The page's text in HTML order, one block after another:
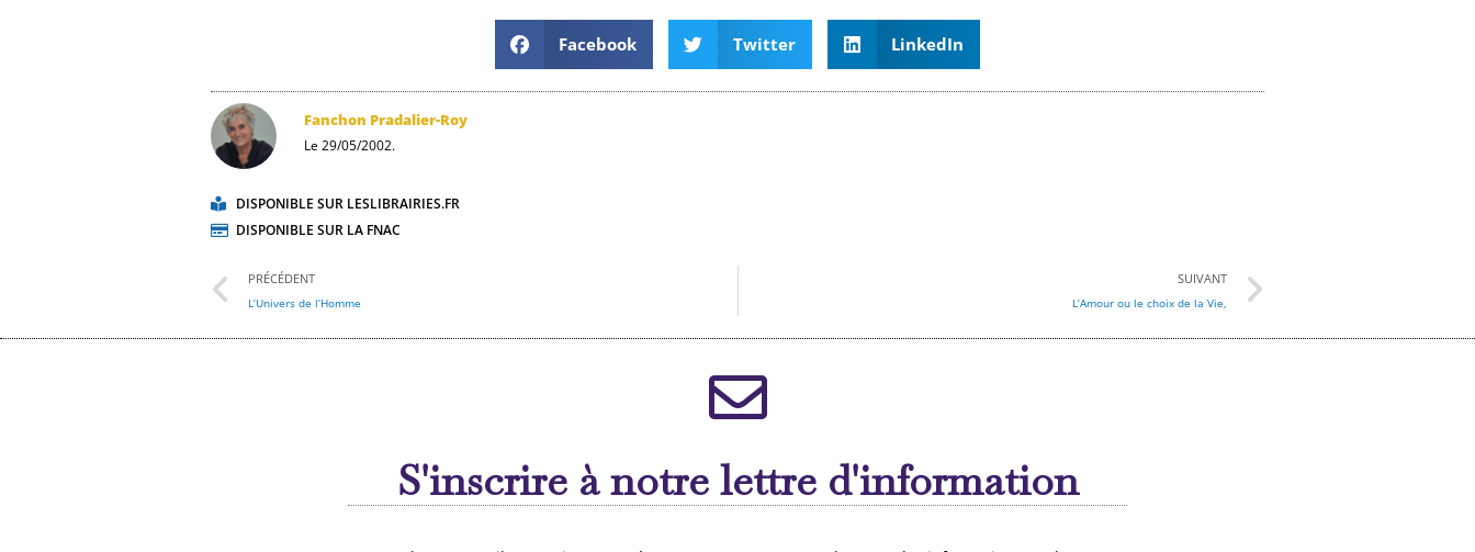
Facebook Twitter LinkedIn
Fanchon Pradalier-Roy
Le 29/05/2002.
DISPONIBLE SUR LESLIBRAIRIES.FR
DISPONIBLE SUR LA FNAC
Précédent
PRÉCÉDENT
L’Univers de l’Homme
SUIVANT
L’Amour ou le choix de la Vie,
S'inscrire à notre lettre d'information